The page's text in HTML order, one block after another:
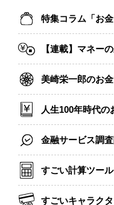
特集コラム「お金
【連載】マネー
美崎栄一郎のお
人生100年時代の
金融サービス調
すごい計算ツール
すごいキャラク